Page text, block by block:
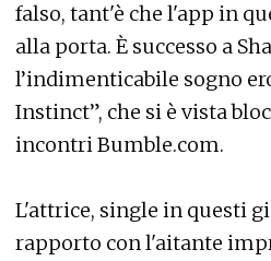
falso, tant'è che l'app in
alla porta. È successo a
l’indimenticabile sogno
Instinct”, che si è vista
incontri Bumble.com.
L'attrice, single in questi
rapporto con l'aitante